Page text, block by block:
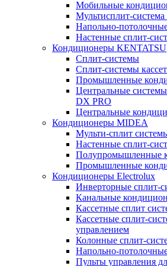
Мобильные
Мультисплит-
Напольно-
Настенные сплит-
Кондиционеры KENTATSU
Сплит-системы
Сплит-системы
Промышленные
Центральные
DX PRO
Центральные
Кондиционеры MIDEA
Мульти-сплит
Настенные сплит-
Полупромышленные
Промышленные
Кондиционеры Electrolux
Инверторные сплит-
Канальные
Кассетные сплит
Кассетные сплит-
управлением
Колонные сплит-
Напольно-
Пульты управления